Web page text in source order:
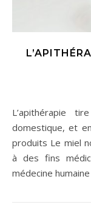
L’apithérapie tire son nom d’Apis mellifera, l’abeille
domestique, et
produits Le miel
à des fins
médecine